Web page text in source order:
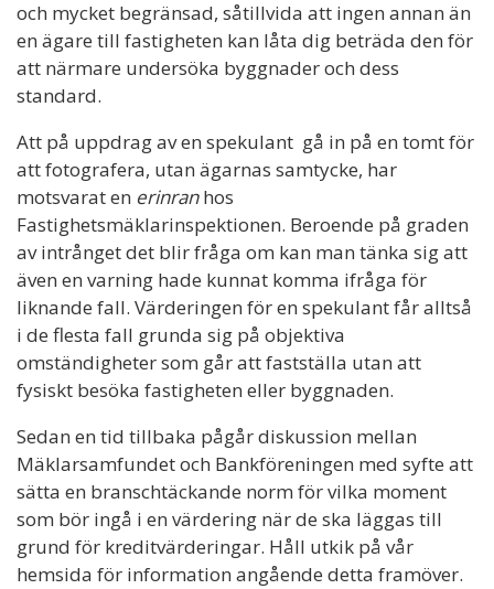
och mycket begränsad, såtillvida att ingen annan än
en ägare till fastigheten kan låta dig beträda den för
att närmare undersöka byggnader och dess
standard.
Att på uppdrag av en spekulant gå in på en tomt för
att fotografera, utan ägarnas samtycke, har
motsvarat en erinranhos
Fastighetsmäklarinspektionen. Beroende på graden
av intrånget det blir fråga om kan man tänka sig att
även en varning hade kunnat komma ifråga för
liknande fall. Värderingen för en spekulant får alltså
i de flesta fall grunda sig på objektiva
omständigheter som går att fastställa utan att
fysiskt besöka fastigheten eller byggnaden.
Sedan en tid tillbaka pågår diskussion mellan
Mäklarsamfundet och Bankföreningen med syfte att
sätta en branschtäckande norm för vilka moment
som bör ingå i en värdering när de ska läggas till
grund för kreditvärderingar. Håll utkik på vår
hemsida för information angående detta framöver.